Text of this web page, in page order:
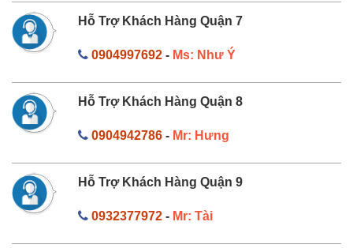
Hỗ Trợ Khách Hàng Quận 7
0904997692- Ms: Như Ý
Hỗ Trợ Khách Hàng Quận 8
0904942786- Mr: Hưng
Hỗ Trợ Khách Hàng Quận 9
0932377972- Mr: Tài